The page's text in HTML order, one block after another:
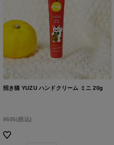
招き猫 YUZU ハンドクリーム ミニ 20g
¥605(税込)